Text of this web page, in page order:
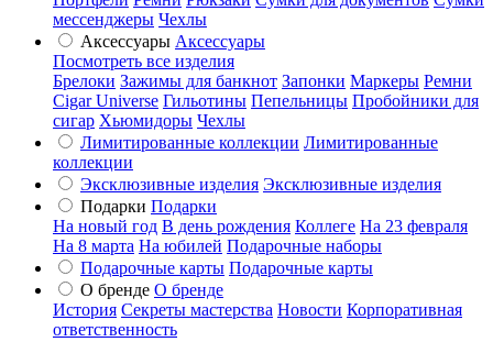
мессенджеры Чехлы
Аксессуары Аксессуары
Посмотреть все изделия
Брелоки Зажимы для банкнот Запонки Маркеры Ремни
Cigar Universe Гильотины Пепельницы Пробойники для
сигар Хьюмидоры Чехлы
Лимитированные коллекции Лимитированные
коллекции
Эксклюзивные изделия Эксклюзивные изделия
Подарки Подарки
На новый год В день рождения Коллеге На 23 февраля
На 8 марта На юбилей Подарочные наборы
Подарочные карты Подарочные карты
О бренде О бренде
История Секреты мастерства Новости Корпоративная
ответственность